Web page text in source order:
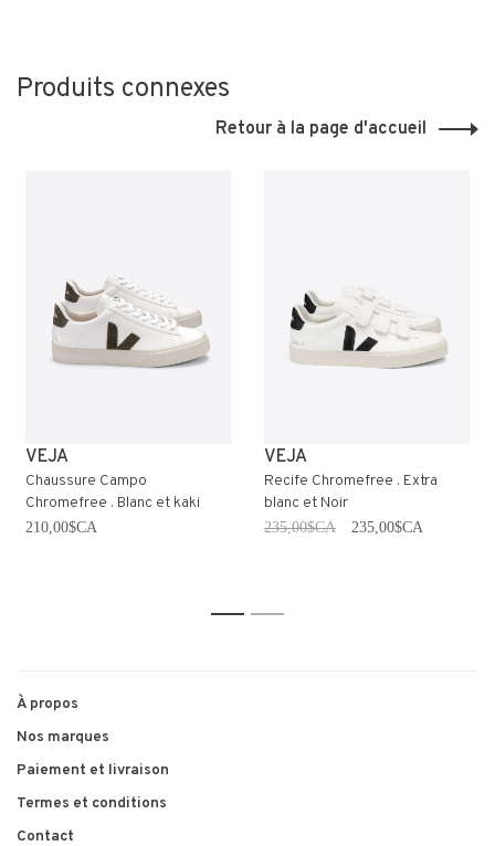
Produits connexes
Retour à la page d'accueil
VEJA
Chaussure Campo
Chromefree . Blanc et kaki
210,00$CA
VEJA
Recife Chromefree . Extra
blanc et Noir
235,00$CA 235,00$CA
1 2
À propos
Nos marques
Paiement et livraison
Termes et conditions
Contact